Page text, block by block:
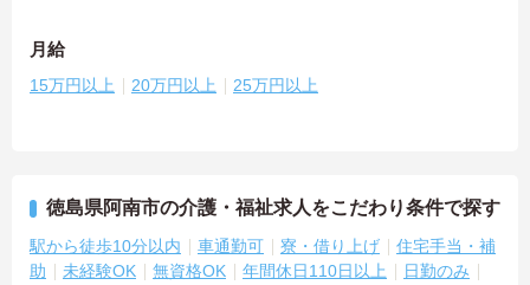
月給
15万円以上 20万円以上 25万円以上
徳島県阿南市の介護・福祉求人をこだわり条件で探す
駅から徒歩10分以内 車通勤可 寮・借り上げ
住宅手当・補
助
未経験OK 無資格OK 年間休日110日以上
日勤のみ